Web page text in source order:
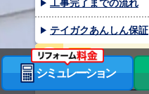
工事完了までの流れ
テイガクあんしん保証
STEP 9
外壁工事を知る
金属サイディングとは
シミュレーション